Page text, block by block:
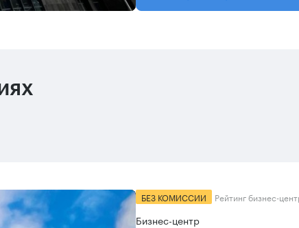
БЕЗ КОМИССИИ Рейтинг бизнес-
Бизнес-центр